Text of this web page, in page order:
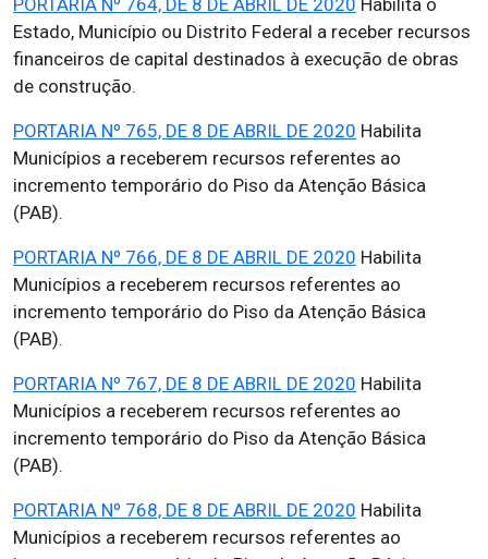
PORTARIA Nº 764, DE 8 DE ABRIL DE 2020 Habilita o
Estado, Município ou Distrito Federal a receber recursos
financeiros de capital destinados à execução de obras
de construção.
PORTARIA Nº 765, DE 8 DE ABRIL DE 2020 Habilita
Municípios a receberem recursos referentes ao
incremento temporário do Piso da Atenção Básica
(PAB).
PORTARIA Nº 766, DE 8 DE ABRIL DE 2020 Habilita
Municípios a receberem recursos referentes ao
incremento temporário do Piso da Atenção Básica
(PAB).
PORTARIA Nº 767, DE 8 DE ABRIL DE 2020 Habilita
Municípios a receberem recursos referentes ao
incremento temporário do Piso da Atenção Básica
(PAB).
PORTARIA Nº 768, DE 8 DE ABRIL DE 2020 Habilita
Municípios a receberem recursos referentes ao